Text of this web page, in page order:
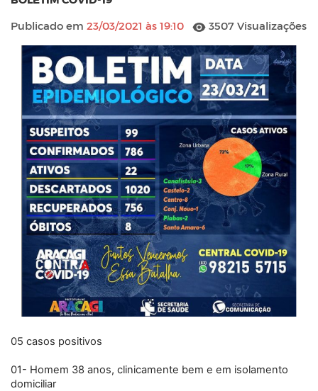
Publicado em 23/03/2021 às 19:10 3507 Visualizações
05 casos positivos
01- Homem 38 anos, clinicamente bem e em isolamento
domiciliar